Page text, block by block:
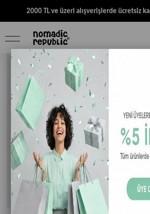
2000 TL ve üzeri alışverişlerde ücretsiz